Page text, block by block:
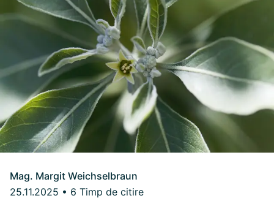
Mag. Margit Weichselbraun
25.11.2025 • 6 Timp de citire